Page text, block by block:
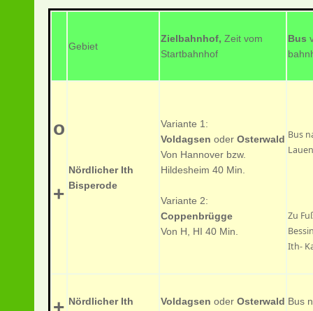
Gebiet
Zielbahnhof, Zeit vom
Startbahnhof
Bus
o
+
Nördlicher Ith
Bisperode
Variante 1:
Voldagsen oder Osterwald
Von Hannover bzw.
Hildesheim 40 Min.
Variante 2:
Coppenbrügge
Von H, HI 40 Min.
Bus
Zu
Ith-
Nördlicher Ith
Voldagsen oder Osterwald Bus